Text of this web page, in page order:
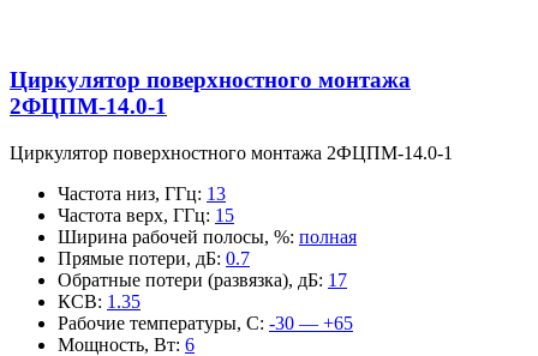
Циркулятор поверхностного монтажа
2ФЦПМ-14.0-1
Циркулятор поверхностного монтажа 2ФЦПМ-14.0-1
Частота низ, ГГц: 13
Частота верх, ГГц: 15
Ширина рабочей полосы, %: полная
Прямые потери, дБ: 0.7
Обратные потери (развязка), дБ: 17
КСВ: 1.35
Рабочие температуры, С: -30 — +65
Мощность, Вт: 6